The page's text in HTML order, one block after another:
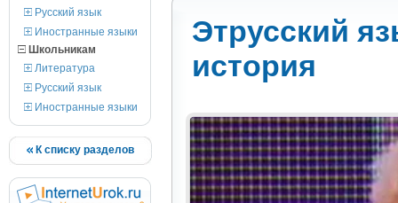
Русский язык
Иностранные языки
Школьникам
Литература
Русский язык
Иностранные языки
К списку разделов
Этрусский
история